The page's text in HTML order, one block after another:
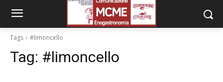
Tags #limoncello
Tag: #limoncello